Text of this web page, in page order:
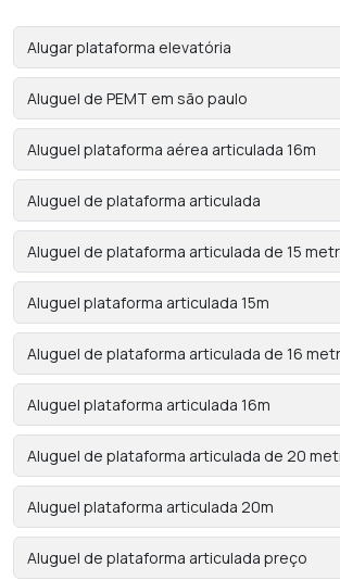
Alugar plataforma elevatória
Aluguel de PEMT em são paulo
Aluguel plataforma aérea articulada 16m
Aluguel de plataforma articulada
Aluguel de plataforma articulada de 15
Aluguel plataforma articulada 15m
Aluguel de plataforma articulada de 16
Aluguel plataforma articulada 16m
Aluguel de plataforma articulada de 20
Aluguel plataforma articulada 20m
Aluguel de plataforma articulada preço